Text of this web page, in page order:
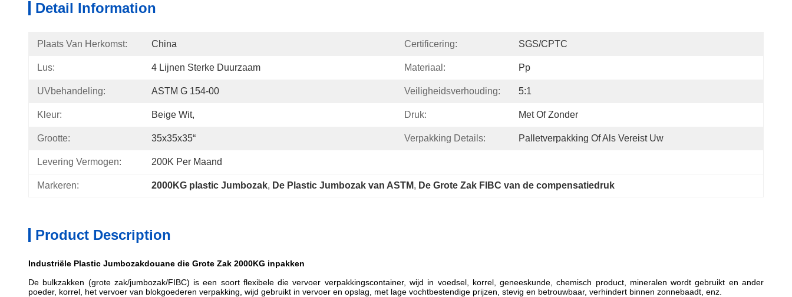
Detail Information
Plaats Van Herkomst: China Certificering: SGS/CPTC
Lus: 4 Lijnen Sterke Duurzaam Materiaal: Pp
UVbehandeling: ASTM G 154-00 Veiligheidsverhouding: 5:1
Kleur: Beige Wit, Druk: Met Of Zonder
Grootte: 35x35x35“ Verpakking Details: Palletverpakking Of Als Vereist Uw
Levering Vermogen: 200K Per Maand
Markeren: 2000KG plastic Jumbozak, De Plastic Jumbozak van ASTM, De Grote Zak FIBC van de compensatiedruk
Product Description
Industriële Plastic Jumbozakdouane die Grote Zak 2000KG inpakken
De bulkzakken (grote zak/jumbozak/FIBC) is een soort flexibele die vervoer verpakkingscontainer, wijd in voedsel, korrel, geneeskunde, chemisch product, mineralen wordt gebruikt en ander
poeder, korrel, het vervoer van blokgoederen verpakking, wijd gebruikt in vervoer en opslag, met lage vochtbestendige prijzen, stevig en betrouwbaar, verhindert binnen zonnebaadt, enz.